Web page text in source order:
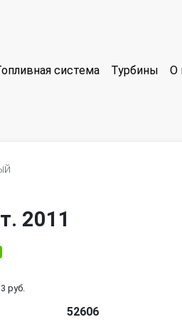
система Турбины О
2011
руб.
52606